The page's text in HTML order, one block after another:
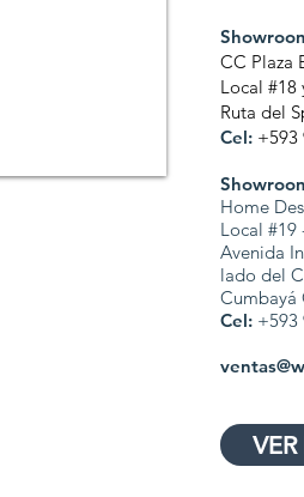
CC Plaza
Local #18
Ruta del
Cel: +593
Home
Local #19
Avenida
lado del
Cumbayá
Cel: +593